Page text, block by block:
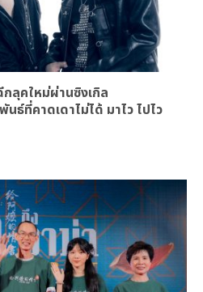
กลุคใหม่ผ่านซิงเกิล
ธ์ที่คาดเดาไม่ได้ มาไว ไปไว